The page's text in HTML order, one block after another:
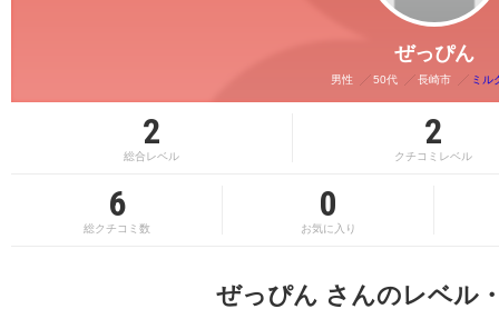
ぜっぴん
男性 50代 長崎市 ミル
2
総合レベル
2
クチコミレベル
6
総クチコミ数
0
お気に入り
ぜっぴん さんのレベル